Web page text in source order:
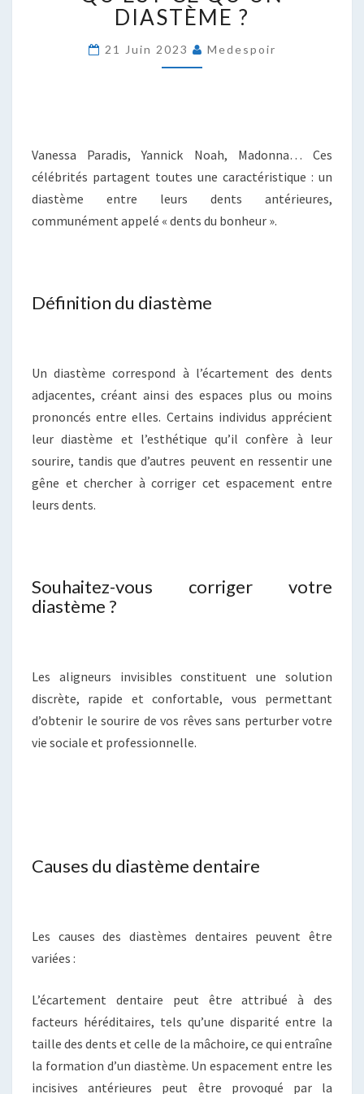
QU’UN
DIASTÈME
?
DIASTÈME ?
21 Juin 2023 Medespoir
Vanessa Paradis, Yannick Noah, Madonna… Ces
célébrités partagent toutes une caractéristique : un
diastème entre leurs dents antérieures,
communément appelé « dents du bonheur ».
Définition du diastème
Un diastème correspond à l’écartement des dents
adjacentes, créant ainsi des espaces plus ou moins
prononcés entre elles. Certains individus apprécient
leur diastème et l’esthétique qu’il confère à leur
sourire, tandis que d’autres peuvent en ressentir une
gêne et chercher à corriger cet espacement entre
leurs dents.
Souhaitez-vous corriger votre
diastème ?
Les aligneurs invisibles constituent une solution
discrète, rapide et confortable, vous permettant
d’obtenir le sourire de vos rêves sans perturber votre
vie sociale et professionnelle.
Causes du diastème dentaire
Les causes des diastèmes dentaires peuvent être
variées :
L’écartement dentaire peut être attribué à des
facteurs héréditaires, tels qu’une disparité entre la
taille des dents et celle de la mâchoire, ce qui entraîne
la formation d’un diastème. Un espacement entre les
incisives antérieures peut être provoqué par la